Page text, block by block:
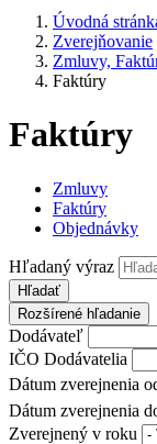
Úvodná
Zverejňovanie
Zmluvy,
Faktúry
Faktúry
Zmluvy
Faktúry
Objednávky
Hľadaný výraz
Hľadať
Rozšírené hľadanie
Dodávateľ
IČO Dodávatelia
Dátum zverejnenia
Dátum zverejnenia
Zverejnený v roku